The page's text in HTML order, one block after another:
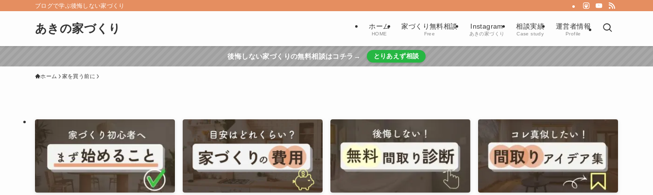
ブログで学ぶ後悔しない家づくり
あきの家づくり ホーム
HOME
家づくり無料相談
Free
Instagram
あきの家づくり
相談実績
Case study
運営者情報
Profile
後悔しない家づくりの無料相談はコチラ→ とりあえず相談
ホーム 家を買う前に